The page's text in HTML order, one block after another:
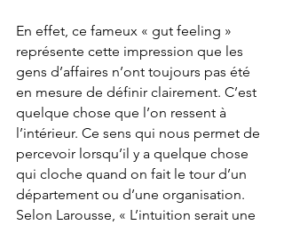
En effet, ce fameux « gut feeling »
représente cette impression que les
gens d’affaires n’ont toujours pas été
en mesure de définir clairement. C’est
quelque chose que l’on ressent à
l’intérieur. Ce sens qui nous permet de
percevoir lorsqu’il y a quelque chose
qui cloche quand on fait le tour d’un
département ou d’une organisation.
Selon Larousse, « L’intuition serait une